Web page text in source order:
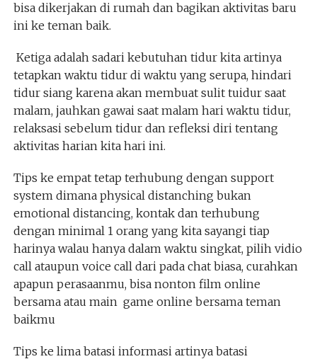
bisa dikerjakan di rumah dan bagikan aktivitas baru
ini ke teman baik.
Ketiga adalah sadari kebutuhan tidur kita artinya
tetapkan waktu tidur di waktu yang serupa, hindari
tidur siang karena akan membuat sulit tuidur saat
malam, jauhkan gawai saat malam hari waktu tidur,
relaksasi sebelum tidur dan refleksi diri tentang
aktivitas harian kita hari ini.
Tips ke empat tetap terhubung dengan support
system dimana physical distanching bukan
emotional distancing, kontak dan terhubung
dengan minimal 1 orang yang kita sayangi tiap
harinya walau hanya dalam waktu singkat, pilih vidio
call ataupun voice call dari pada chat biasa, curahkan
apapun perasaanmu, bisa nonton film online
bersama atau main game online bersama teman
baikmu
Tips ke lima batasi informasi artinya batasi